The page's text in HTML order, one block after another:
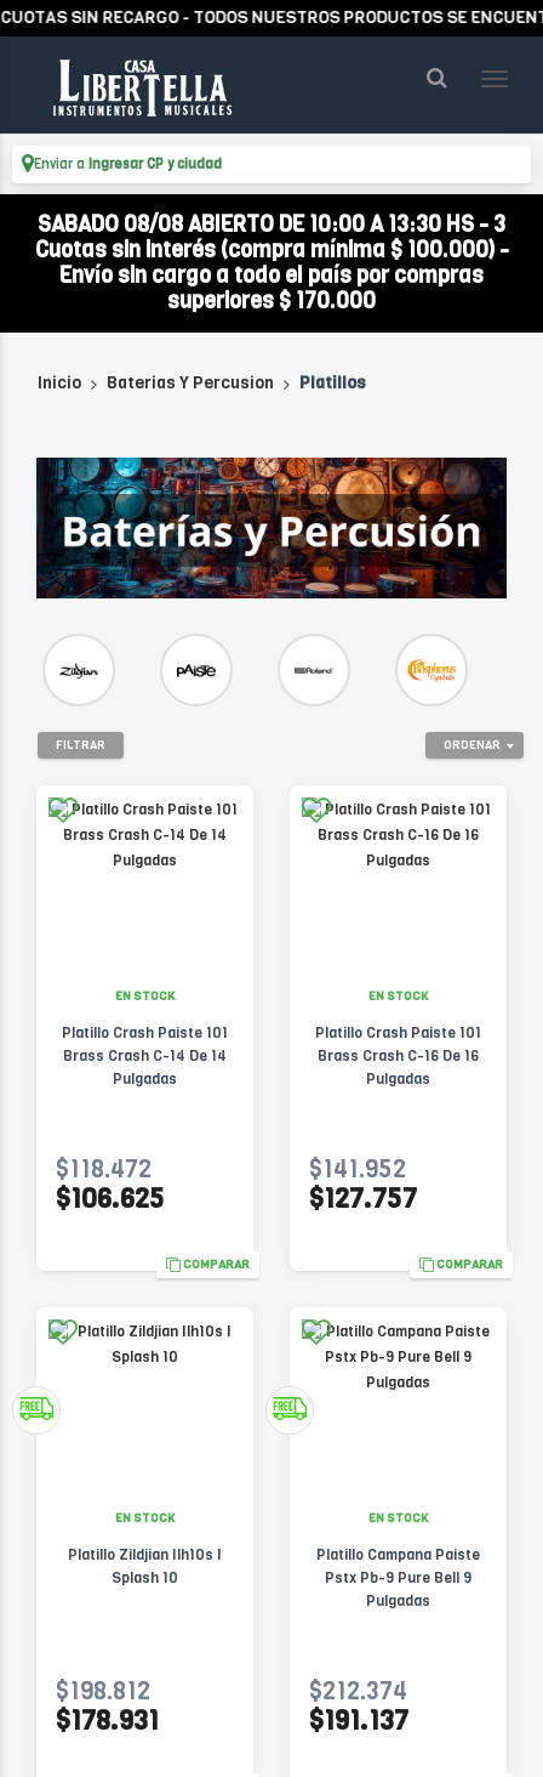
- TODOS NUESTROS PRODUCTOS SE ENCUENTRAN EN
Enviar a Ingresar CP y ciudad
SABADO 08/08 ABIERTO DE 10:00 A 13:30 HS - 3
Cuotas sin interés (compra mínima $ 100.000) -
Envío sin cargo a todo el país por compras
superiores $ 170.000
Inicio Baterias Y Percusion Platillos
ORDENAR
FILTRAR
EN STOCK
Platillo Crash Paiste 101
Brass Crash C-14 De 14
Pulgadas
$118.472
$106.625
COMPARAR
EN STOCK
Platillo Crash Paiste 101
Brass Crash C-16 De 16
Pulgadas
$141.952
$127.757
COMPARAR
EN STOCK
Platillo Zildjian Ilh10s I
Splash 10
$198.812
$178.931
EN STOCK
Platillo Campana Paiste
Pstx Pb-9 Pure Bell 9
Pulgadas
$212.374
$191.137